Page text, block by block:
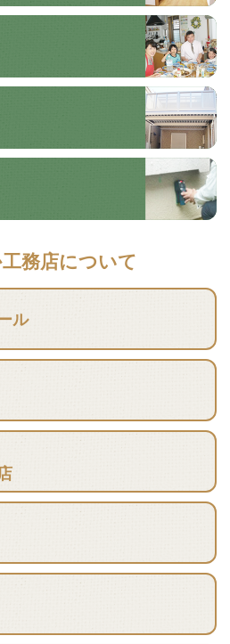
務店について
ル